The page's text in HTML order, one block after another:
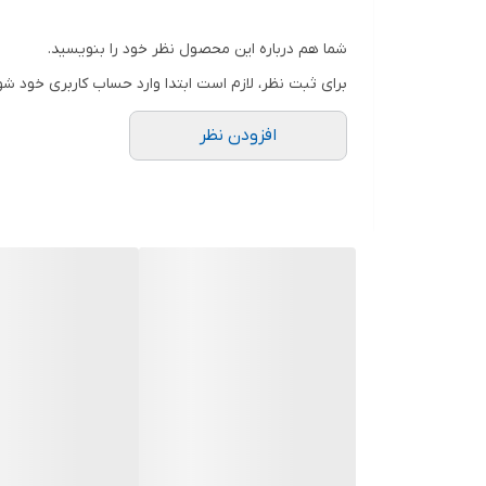
دوستان عزیز در هنگام انتخاب مدل دقت کنید
شما هم درباره این محصول نظر خود را بنویسید.
برای ثبت نظر، لازم است ابتدا وارد حساب کاربری خود
افزودن نظر